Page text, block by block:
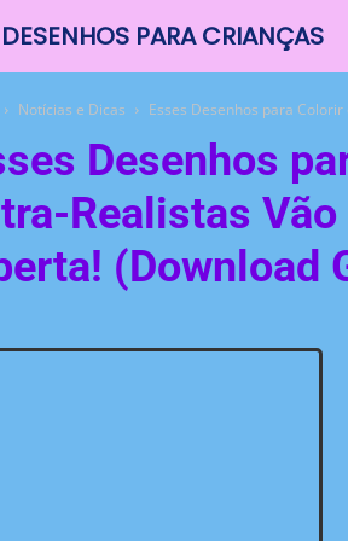
DESENHOS PARA CRIANÇAS
Notícias e Dicas Esses Desenhos para
Desenhos
Realistas
(Download